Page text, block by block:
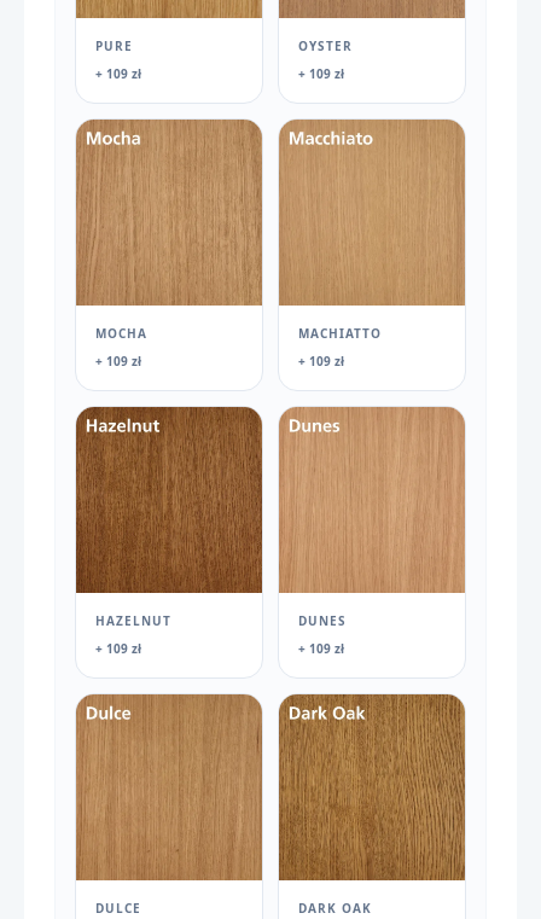
PURE
+ 109 zł
OYSTER
+ 109 zł
MOCHA
+ 109 zł
MACHIATTO
+ 109 zł
HAZELNUT
+ 109 zł
DUNES
+ 109 zł
DULCE
DARK OAK